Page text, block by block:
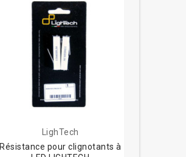
LighTech
Résistance pour clignotants à